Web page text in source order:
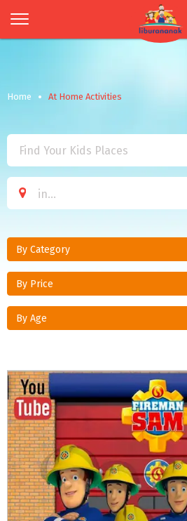
Home At Home Activities
By Category
By Price
By Age